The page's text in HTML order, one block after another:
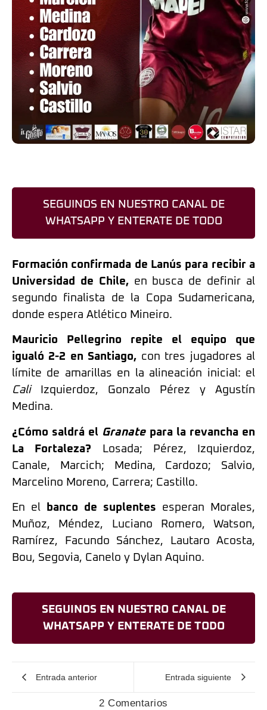
SEGUINOS EN NUESTRO CANAL DE
WHATSAPP Y ENTERATE DE TODO
Formación confirmada de Lanús para recibir a
Universidad de Chile,en busca de definir al
segundo finalista de la Copa Sudamericana,
donde espera Atlético Mineiro.
Mauricio Pellegrino repite el equipo que
igualó 2-2 en Santiago, con tres jugadores al
límite de amarillas en la alineación inicial: el
CaliIzquierdoz, Gonzalo Pérez y Agustín
Medina.
¿Cómo saldrá el Granatepara la revancha en
La Fortaleza? Losada; Pérez, Izquierdoz,
Canale, Marcich; Medina, Cardozo; Salvio,
Marcelino Moreno, Carrera; Castillo.
En el banco de suplentes esperan Morales,
Muñoz, Méndez, Luciano Romero, Watson,
Ramírez, Facundo Sánchez, Lautaro Acosta,
Bou, Segovia, Canelo y Dylan Aquino.
SEGUINOS EN NUESTRO CANAL DE
WHATSAPP Y ENTERATE DE TODO
Entrada anterior Entrada siguiente
2 Comentarios